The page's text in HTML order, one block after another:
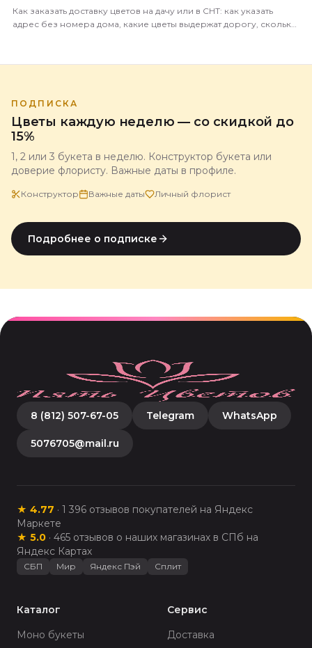
Как заказать доставку цветов на дачу или в СНТ: как указать
адрес без номера дома, какие цветы выдержат дорогу, сколько
ПОДПИСКА
Цветы каждую неделю — со скидкой до
15%
1, 2 или 3 букета в неделю. Конструктор букета или
доверие флористу. Важные даты в профиле.
Конструктор Важные даты Личный флорист
Подробнее о подписке
8 (812) 507-67-05 Telegram WhatsApp
5076705@mail.ru
★ 4.77 · 1 396 отзывов покупателей на Яндекс
Маркете
★ 5.0 · 465 отзывов о наших магазинах в СПб на
Яндекс Картах
СБП Мир Яндекс Пэй Сплит
Каталог
Моно букеты
Сервис
Доставка